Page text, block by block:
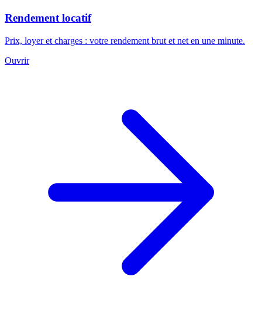
Rendement locatif
Prix, loyer et charges : votre rendement brut et net en une minute.
Ouvrir